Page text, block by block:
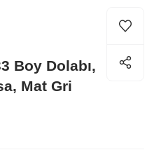
Boy Dolabı,
Mat Gri